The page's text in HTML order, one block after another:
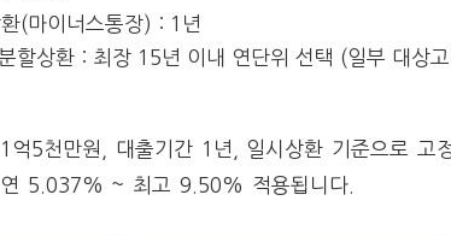
(마이너스통장) : 1년
할상환 : 최장 15년 이내 연단위 선택 (일부 대상
억5천만원, 대출기간 1년, 일시상환 기준으로
5.037% ~ 최고 9.50% 적용됩니다.